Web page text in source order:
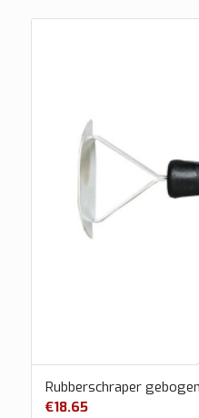
Rubberschraper
€18.65